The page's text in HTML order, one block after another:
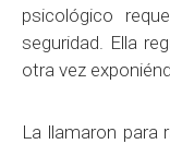
psicológico
seguridad. Ella
otra vez
La llamaron para